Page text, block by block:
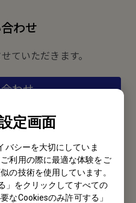
定画面
バシーを大切にしていま
利用の際に最適な体験をご
の技術を使用しています。
」をクリックしてすべての
なCookiesのみ許可する」
わせ
ていただきます。
わせ
登録
報などを配信中です。